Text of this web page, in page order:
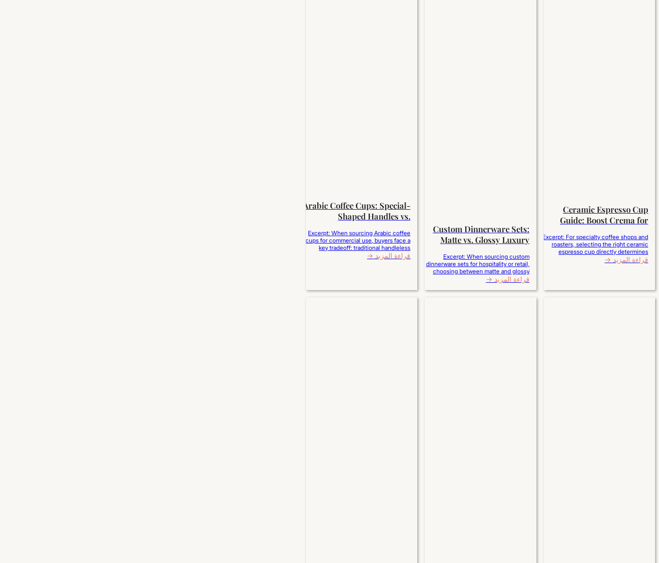
Ceramic Espresso Cup
Guide: Boost Crema for
Excerpt: For specialty coffee shops and
roasters, selecting the right ceramic
espresso cup directly determines
espresso crema density, aroma retention,
and flavor balance. A curved, egg-shaped
while thick-walled porcelain absorbs and
قراءة المزيد →
Custom Dinnerware Sets:
Matte vs. Glossy Luxury
Excerpt: When sourcing custom
dinnerware sets for hospitality or retail,
choosing between matte and glossy
glazes impacts durability and ROI. Glossy
glazes offer superior scratch resistance,
zero porosity, and effortless cleaning for
قراءة المزيد →
Arabic Coffee Cups: Special-
Shaped Handles vs.
Excerpt: When sourcing Arabic coffee
cups for commercial use, buyers face a
key tradeoff: traditional handleless
designs offer maximum stackability, lower
transit damage, and authentic cultural
turnover hotels, reinforced handleless
قراءة المزيد →